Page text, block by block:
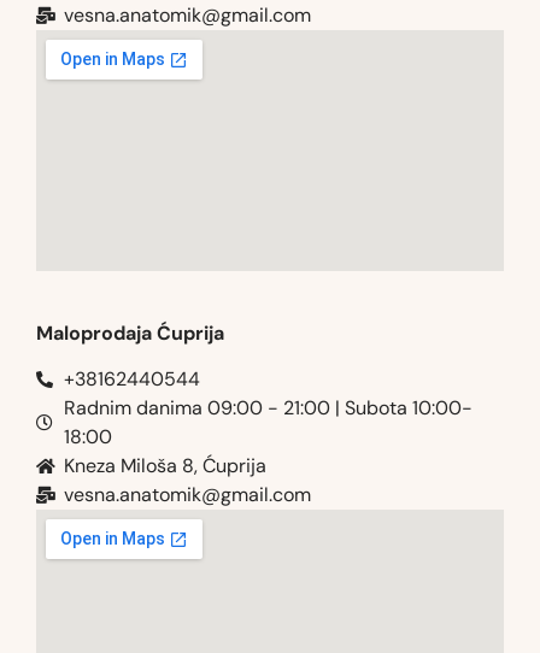
vesna.anatomik@gmail.com​
Maloprodaja Ćuprija
+38162440544
Radnim danima 09:00 - 21:00 | Subota 10:00-
18:00
Kneza Miloša 8, Ćuprija
vesna.anatomik@gmail.com​